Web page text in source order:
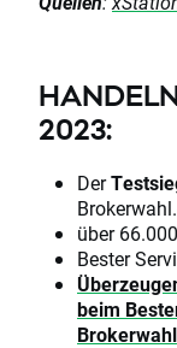
2023:
Der
über
Bester
beim
Brokerwahl